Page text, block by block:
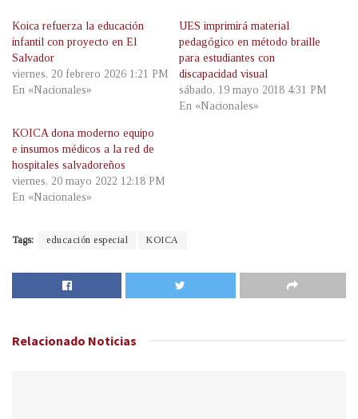
Koica refuerza la educación
infantil con proyecto en El
Salvador
viernes, 20 febrero 2026 1:21 PM
En «Nacionales»
UES imprimirá material
pedagógico en método braille
para estudiantes con
discapacidad visual
sábado, 19 mayo 2018 4:31 PM
En «Nacionales»
KOICA dona moderno equipo
e insumos médicos a la red de
hospitales salvadoreños
viernes, 20 mayo 2022 12:18 PM
En «Nacionales»
Tags: educación especial KOICA
Relacionado Noticias